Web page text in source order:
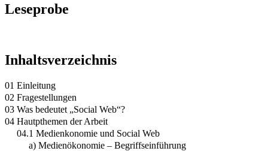
Leseprobe
Inhaltsverzeichnis
01 Einleitung
02 Fragestellungen
03 Was bedeutet „Social Web“?
04 Hautpthemen der Arbeit
04.1 Medienkonomie und Social Web
a) Medienökonomie – Begriffseinführung